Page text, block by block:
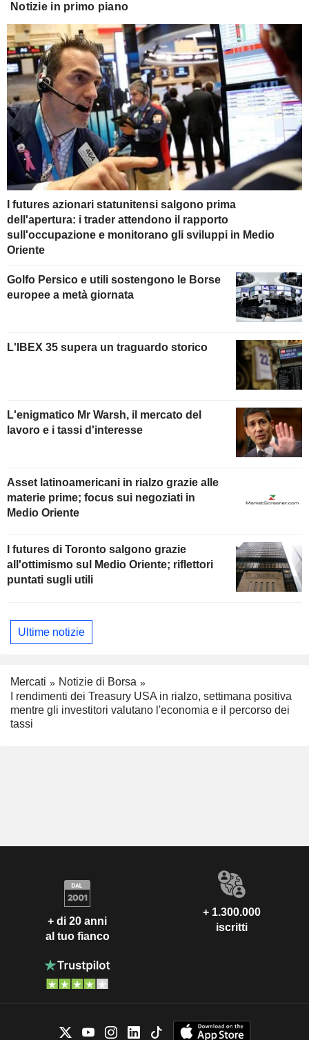
Notizie in primo piano
I futures azionari statunitensi salgono prima
dell'apertura: i trader attendono il rapporto
sull'occupazione e monitorano gli sviluppi in Medio
Oriente
Golfo Persico e utili sostengono le Borse
europee a metà giornata
L'IBEX 35 supera un traguardo storico
L'enigmatico Mr Warsh, il mercato del
lavoro e i tassi d'interesse
Asset latinoamericani in rialzo grazie alle
materie prime; focus sui negoziati in
Medio Oriente
I futures di Toronto salgono grazie
all'ottimismo sul Medio Oriente; riflettori
puntati sugli utili
Ultime notizie
Mercati
Notizie di Borsa
I rendimenti dei Treasury USA in rialzo, settimana positiva
mentre gli investitori valutano l'economia e il percorso dei
tassi
+ di 20 anni
al tuo fianco
+ 1.300.000
iscritti